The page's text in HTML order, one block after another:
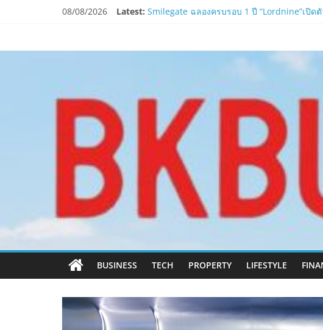
08/08/2026 Latest: Smilegate ฉลองครบรอบ 1 ปี “Lordnine”เปิด
ห้ามพลาด! Smilegate เปิดตัว ‘เฮเลนา’ เซิร์ฟเ
ข่าว
ครบ
ด้าน
BUSINESS TECH PROPERTY LIFESTYLE